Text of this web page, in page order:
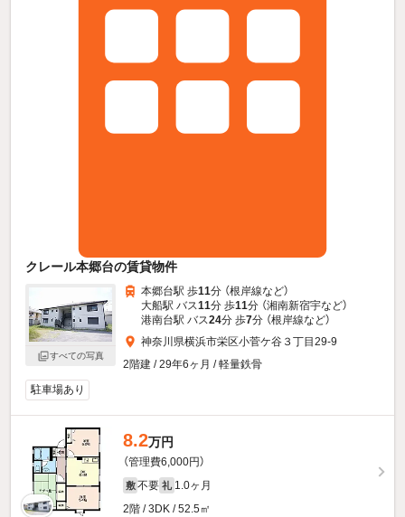
クレール本郷台の賃貸物件
すべての写真
本郷台駅 歩11分 （根岸線など）
大船駅 バス11分 歩11分 （湘南新宿宇など）
港南台駅 バス24分 歩7分 （根岸線など）
神奈川県横浜市栄区小菅ケ谷３丁目29-9
2階建 / 29年6ヶ月 / 軽量鉄骨
駐車場あり
8.2万円
（管理費6,000円）
敷 不要 礼 1.0ヶ月
2階 / 3DK / 52.5㎡